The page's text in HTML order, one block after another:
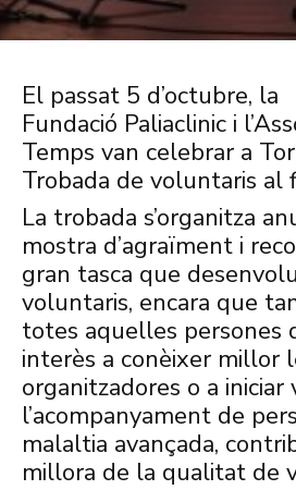
El passat 5 d’octubre, la
Fundació Paliaclinic i
Temps van celebrar a
Trobada de voluntaris al
La trobada s’organitza
mostra d’agraïment i
gran tasca que
voluntaris, encara que
totes aquelles persones
interès a conèixer millor
organitzadores o a
l’acompanyament de
malaltia avançada,
millora de la qualitat de